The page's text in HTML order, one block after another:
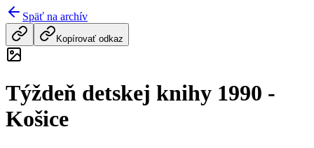
Späť na archív
Kopírovať odkaz
Týždeň detskej knihy 1990 -
Košice